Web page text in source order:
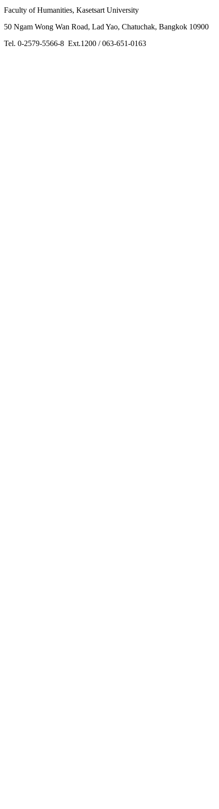
Faculty of Humanities, Kasetsart University
50 Ngam Wong Wan Road, Lad Yao, Chatuchak, Bangkok 10900
Tel. 0-2579-5566-8 Ext.1200 / 063-651-0163